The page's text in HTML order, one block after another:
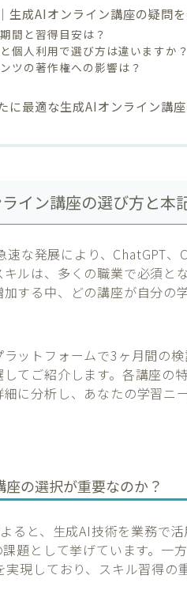
生成AIオンライン講座の疑問を
間と習得目安は？
個人利用で選び方は違いますか？
ツの著作権への影響は？
に最適な生成AIオンライン講
イン講座の選び方と本
な発展により、ChatGPT
ルは、多くの職業で必須と
する中、どの講座が自分の
ットフォームで3ヶ月間の
てご紹介します。各講座の
に分析し、あなたの学習ニ
の選択が重要なのか？
ると、生成AI技術を業務で
題として挙げています。一
現しており、スキル習得の